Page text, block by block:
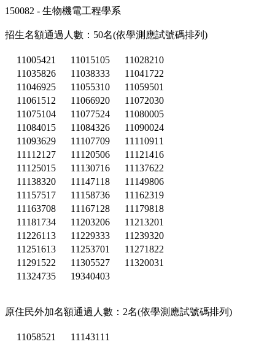
150082 - 生物機電工程學系
招生名額通過人數：50名(依學測應試號碼排列)
11005421 11015105
11028210
11035826
11038333
11041722
11046925
11055310
11059501
11061512
11066920
11072030
11075104
11077524
11080005
11084015
11084326
11090024
11093629
11107709
11110911
11112127
11120506
11121416
11125015
11130716
11137622
11138320
11147118
11149806
11157517
11158736
11162319
11163708
11167128
11179818
11181734
11203206
11213201
11226113
11229333
11239320
11251613
11253701
11271822
11291522
11305527
11320031
11324735
19340403
原住民外加名額通過人數：2名(依學測應試號碼排列)
11058521 11143111